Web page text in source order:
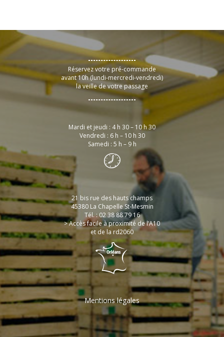
Réservez votre pré-commande
avant 10h (lundi-mercredi-vendredi)
la veille de votre passage
Mardi et jeudi : 4 h 30 – 10 h 30
Vendredi : 6 h – 10 h 30
Samedi : 5 h – 9 h
21 bis rue des hauts champs
45380 La Chapelle St-Mesmin
Tél. : 02 38 88 79 16
> Accès facile à proximité de l’A10
et de la rd2060
Mentions légales